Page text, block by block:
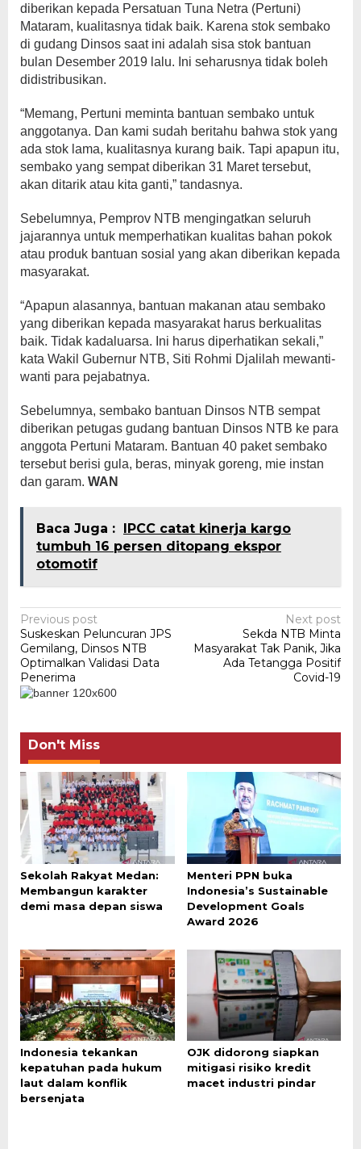
diberikan kepada Persatuan Tuna Netra (Pertuni)
Mataram, kualitasnya tidak baik. Karena stok sembako
di gudang Dinsos saat ini adalah sisa stok bantuan
bulan Desember 2019 lalu. Ini seharusnya tidak boleh
didistribusikan.
“Memang, Pertuni meminta bantuan sembako untuk
anggotanya. Dan kami sudah beritahu bahwa stok yang
ada stok lama, kualitasnya kurang baik. Tapi apapun itu,
sembako yang sempat diberikan 31 Maret tersebut,
akan ditarik atau kita ganti,” tandasnya.
Sebelumnya, Pemprov NTB mengingatkan seluruh
jajarannya untuk memperhatikan kualitas bahan pokok
atau produk bantuan sosial yang akan diberikan kepada
masyarakat.
“Apapun alasannya, bantuan makanan atau sembako
yang diberikan kepada masyarakat harus berkualitas
baik. Tidak kadaluarsa. Ini harus diperhatikan sekali,”
kata Wakil Gubernur NTB, Siti Rohmi Djalilah mewanti-
wanti para pejabatnya.
Sebelumnya, sembako bantuan Dinsos NTB sempat
diberikan petugas gudang bantuan Dinsos NTB ke para
anggota Pertuni Mataram. Bantuan 40 paket sembako
tersebut berisi gula, beras, minyak goreng, mie instan
dan garam. WAN
Baca Juga : IPCC catat kinerja kargo
tumbuh 16 persen ditopang ekspor
otomotif
Post
navigation
Previous post
Suskeskan Peluncuran JPS
Gemilang, Dinsos NTB
Optimalkan Validasi Data
Penerima
Next post
Sekda NTB Minta
Masyarakat Tak Panik, Jika
Ada Tetangga Positif
Covid-19
Don't Miss
Sekolah Rakyat Medan:
Membangun karakter
demi masa depan siswa
Menteri PPN buka
Indonesia’s Sustainable
Development Goals
Award 2026
Indonesia tekankan
kepatuhan pada hukum
laut dalam konflik
bersenjata
OJK didorong siapkan
mitigasi risiko kredit
macet industri pindar